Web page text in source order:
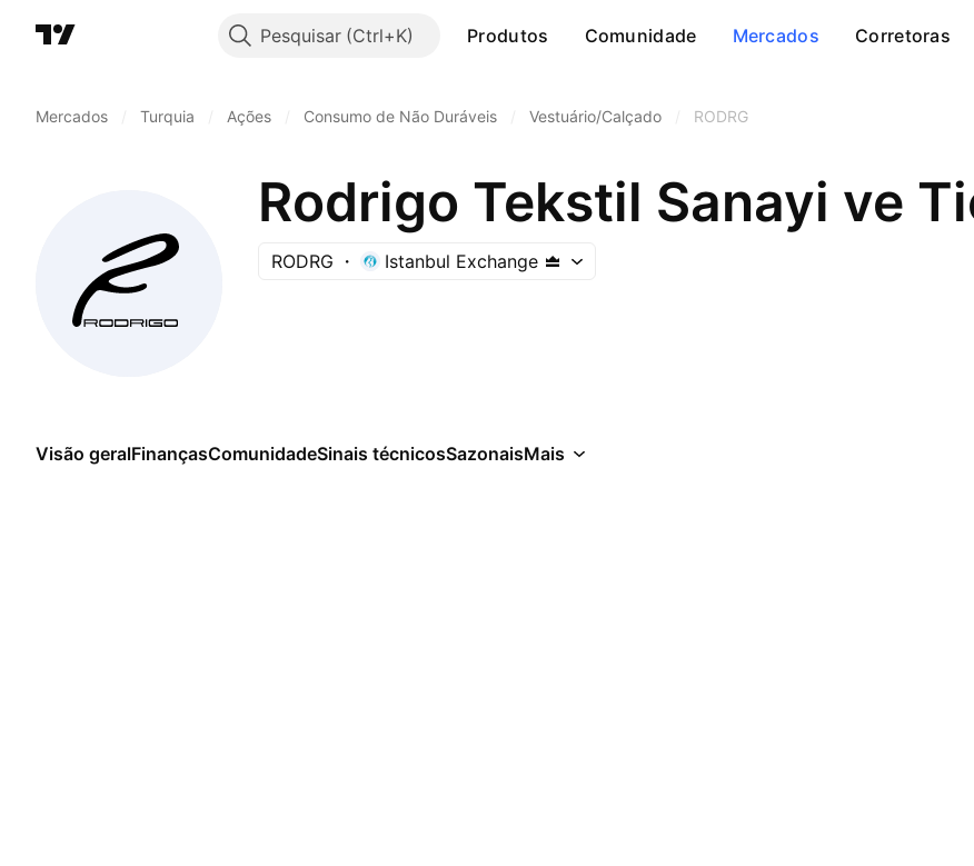
Pesquisar Produtos Comunidade Mercados Corretoras
Mercados Turquia Ações Consumo de Não Duráveis Vestuário/Calçado RODRG
Rodrigo Tekstil Sanayi ve
RODRG Istanbul Exchange
Visão geralFinançasComunidadeSinais técnicosSazonaisMais